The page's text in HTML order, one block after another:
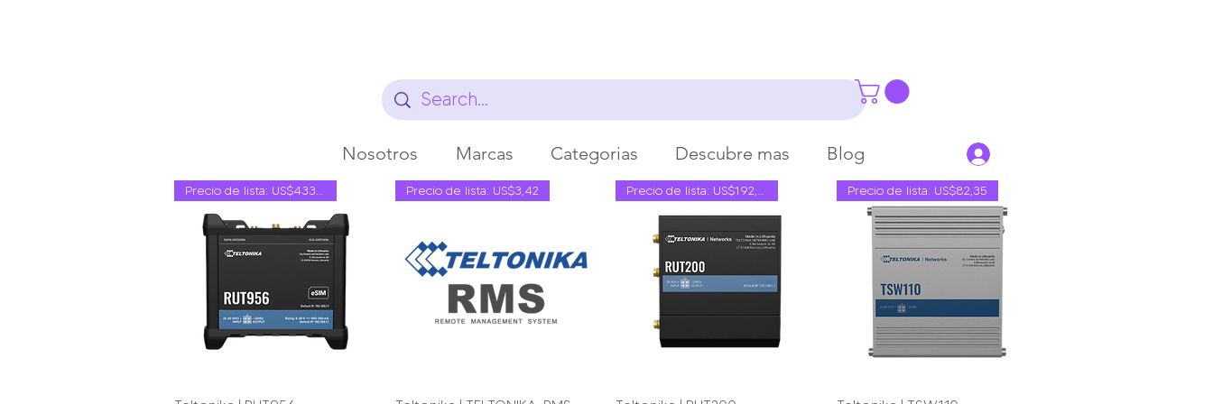
Nosotros Marcas Categorias Descubre mas Blog
Precio de lista: US$433,15 Precio de lista: US$3,42 Precio de lista: US$192,60 Precio de lista: US$82,35